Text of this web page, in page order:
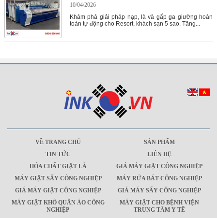
10/04/2026
Khám phá giải pháp nạp, là và gấp ga giường hoàn
toàn tự động cho Resort, khách sạn 5 sao. Tăng...
VỀ TRANG CHỦ
SẢN PHẨM
TIN TỨC
LIÊN HỆ
HÓA CHẤT GIẶT LÀ
GIÁ MÁY GIẶT CÔNG NGHIỆP
MÁY GIẶT SẤY CÔNG NGHIỆP
MÁY RỬA BÁT CÔNG NGHIỆP
GIÁ MÁY GIẶT CÔNG NGHIỆP
GIÁ MÁY SẤY CÔNG NGHIỆP
MÁY GIẶT KHÔ QUẦN ÁO CÔNG
NGHIỆP
MÁY GIẶT CHO BỆNH VIỆN
TRUNG TÂM Y TẾ